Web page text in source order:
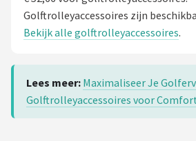
Golftrolleyaccessoires zijn
Bekijk alle golftrolleyaccessoires.
Lees meer: Maximaliseer Je
Golftrolleyaccessoires voor